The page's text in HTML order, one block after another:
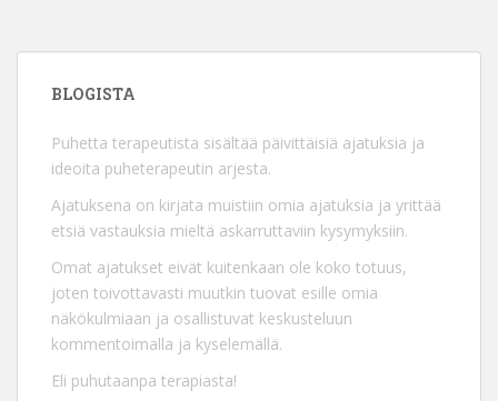
BLOGISTA
Puhetta terapeutista sisältää päivittäisiä ajatuksia ja
ideoita puheterapeutin arjesta.
Ajatuksena on kirjata muistiin omia ajatuksia ja yrittää
etsiä vastauksia mieltä askarruttaviin kysymyksiin.
Omat ajatukset eivät kuitenkaan ole koko totuus,
joten toivottavasti muutkin tuovat esille omia
näkökulmiaan ja osallistuvat keskusteluun
kommentoimalla ja kyselemällä.
Eli puhutaanpa terapiasta!